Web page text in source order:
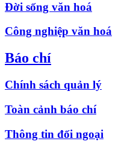
Đời sống văn hoá
Công nghiệp văn hoá
Báo chí
Chính sách quản lý
Toàn cảnh báo chí
Thông tin đối ngoại